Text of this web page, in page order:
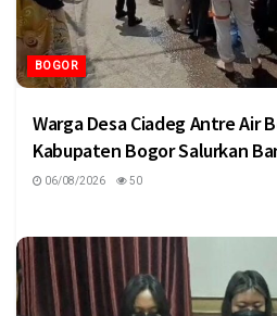
BOGOR
Warga Desa Ciadeg Antre Air
Kabupaten Bogor Salurkan
06/08/2026 50